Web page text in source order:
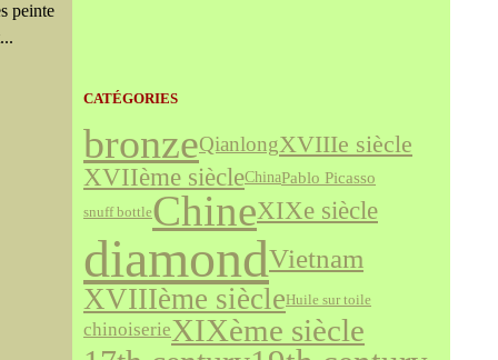
peinte
CATÉGORIES
bronzeQianlongXVIIIe siècle
XVIIème siècleChinaPablo Picasso
snuff bottleChineXIXe siècle
diamondVietnam
XVIIIème siècleHuile sur toile
chinoiserieXIXème siècle